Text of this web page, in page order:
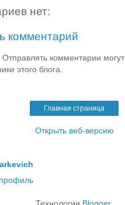
нет:
комментарий
комментарии могут
этого блога.
Главная страница
Открыть веб-версию